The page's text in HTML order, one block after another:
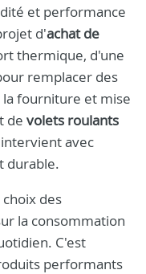
et performance
d'achat de
thermique, d'une
remplacer des
fourniture et mise
de volets roulants
avec
durable.
des
la consommation
C'est
performants